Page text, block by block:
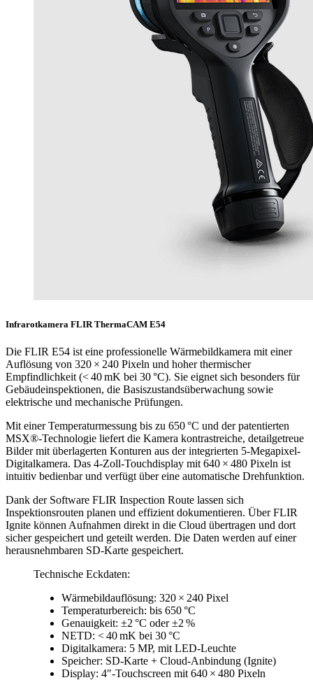
Infrarotkamera FLIR ThermaCAM E54
Die FLIR E54 ist eine professionelle Wärmebildkamera mit einer
Auflösung von 320 × 240 Pixeln und hoher thermischer
Empfindlichkeit (< 40 mK bei 30 °C). Sie eignet sich besonders für
Gebäudeinspektionen, die Basiszustandsüberwachung sowie
elektrische und mechanische Prüfungen.
Mit einer Temperaturmessung bis zu 650 °C und der patentierten
MSX®-Technologie liefert die Kamera kontrastreiche, detailgetreue
Bilder mit überlagerten Konturen aus der integrierten 5-Megapixel-
Digitalkamera. Das 4-Zoll-Touchdisplay mit 640 × 480 Pixeln ist
intuitiv bedienbar und verfügt über eine automatische Drehfunktion.
Dank der Software FLIR Inspection Route lassen sich
Inspektionsrouten planen und effizient dokumentieren. Über FLIR
Ignite können Aufnahmen direkt in die Cloud übertragen und dort
sicher gespeichert und geteilt werden. Die Daten werden auf einer
herausnehmbaren SD-Karte gespeichert.
Technische Eckdaten:
Wärmebildauflösung: 320 × 240 Pixel
Temperaturbereich: bis 650 °C
Genauigkeit: ±2 °C oder ±2 %
NETD: < 40 mK bei 30 °C
Digitalkamera: 5 MP, mit LED-Leuchte
Speicher: SD-Karte + Cloud-Anbindung (Ignite)
Display: 4″-Touchscreen mit 640 × 480 Pixeln